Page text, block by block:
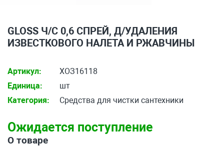
GLOSS Ч/С 0,6 СПРЕЙ, Д/УДАЛЕНИЯ
ИЗВЕСТКОВОГО НАЛЕТА И РЖАВЧИНЫ
Артикул:
ХОЗ16118
Единица:
шт
Категория:
Средства для чистки сантехники
Ожидается поступление
О товаре